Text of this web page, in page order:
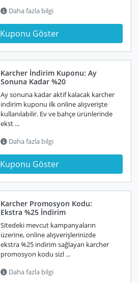
Daha fazla bilgi
Kuponu Göster
Karcher İndirim Kuponu: Ay
Sonuna Kadar %20
Ay sonuna kadar aktif kalacak karcher
indirim kuponu ilk online alışverişte
kullanılabilir. Ev ve bahçe ürünlerinde
ekst ...
Daha fazla bilgi
Kuponu Göster
Karcher Promosyon Kodu:
Ekstra %25 İndirim
Sitedeki mevcut kampanyaların
üzerine, online alışverişlerinizde
ekstra %25 indirim sağlayan karcher
promosyon kodu sizl ...
Daha fazla bilgi